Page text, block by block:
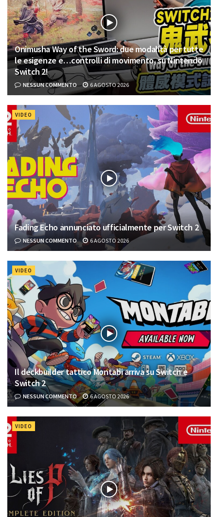
Onimusha Way of the Sword: due modalità per tutte
le esigenze e…controlli di movimento, su Nintendo
Switch 2!
NESSUN COMMENTO 6 AGOSTO 2026
VIDEO
Fading Echo annunciato ufficialmente per Switch 2
NESSUN COMMENTO 6 AGOSTO 2026
VIDEO
Il deckbuilder tattico Montabi arriva su Switch e
Switch 2
NESSUN COMMENTO 6 AGOSTO 2026
VIDEO